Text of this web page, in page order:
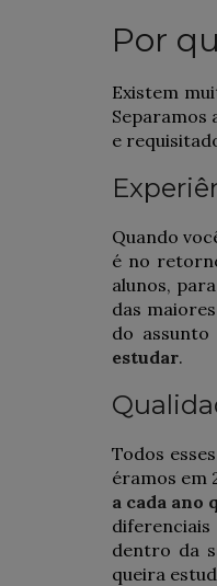
Por
Existem
e
Quando
é no
alunos,
das
do assunto
estudar.
Todos
éramos em
a cada ano
dentro da
queira